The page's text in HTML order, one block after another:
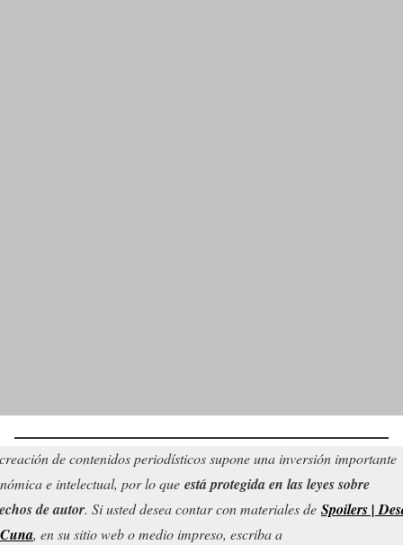
de contenidos periodísticos supone una inversión importante
e intelectual, por lo que está protegida en las leyes sobre
de autor. Si usted desea contar con materiales de Spoilers |
, en su sitio web o medio impreso, escriba a